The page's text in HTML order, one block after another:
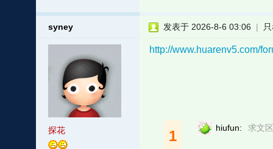
syney
探花
发表于 2026-8-6 03:06 |
http://www.huarenv5.com/
1 hiufun: 求文